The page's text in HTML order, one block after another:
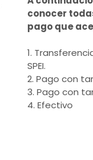
conocer
pago que
1.
SPEI.
2. Pago con
3. Pago con
4. Efectivo